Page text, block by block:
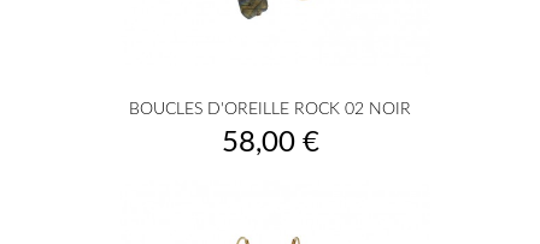
BOUCLES D'OREILLE ROCK 02 NOIR
Prix
58,00 €